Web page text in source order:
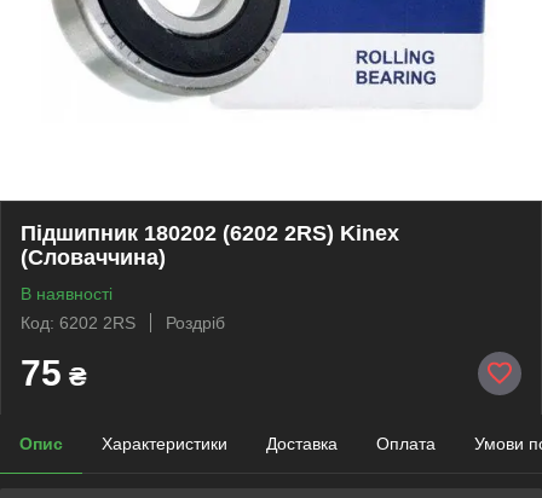
Підшипник 180202 (6202 2RS) Kinex
(Словаччина)
В наявності
Код: 6202 2RS
Роздріб
75 ₴
Опис Характеристики Доставка Оплата Умови